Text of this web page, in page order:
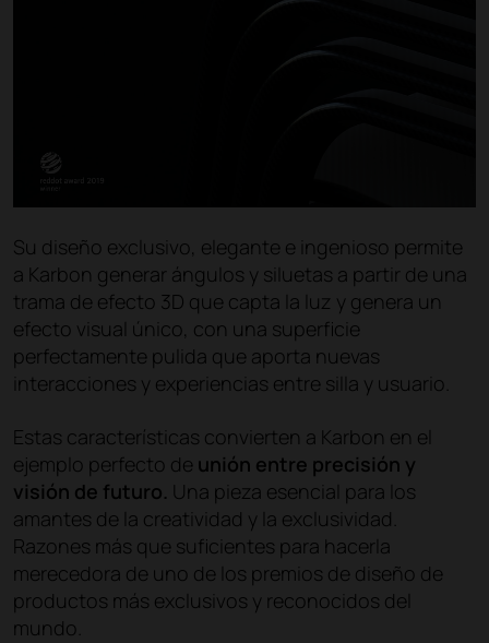
Su diseño exclusivo, elegante e ingenioso permite
a Karbon generar ángulos y siluetas a partir de una
trama de efecto 3D que capta la luz y genera un
efecto visual único, con una superficie
perfectamente pulida que aporta nuevas
interacciones y experiencias entre silla y usuario.
Estas características convierten a Karbon en el
ejemplo perfecto de unión entre precisión y
visión de futuro. Una pieza esencial para los
amantes de la creatividad y la exclusividad.
Razones más que suficientes para hacerla
merecedora de uno de los premios de diseño de
productos más exclusivos y reconocidos del
mundo.